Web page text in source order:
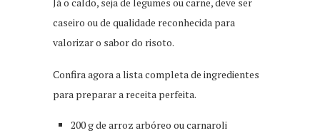
caseiro ou de qualidade reconhecida para
valorizar o sabor do risoto.
Confira agora a lista completa de ingredientes
para preparar a receita perfeita.
200 g de arroz arbóreo ou carnaroli